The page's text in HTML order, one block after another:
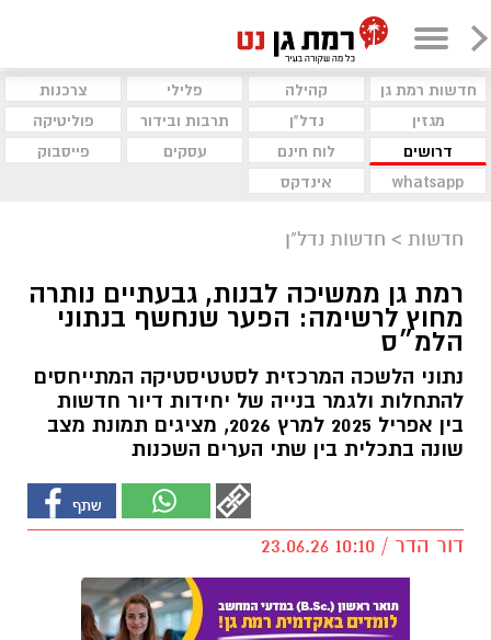
חדשות רמת גן קהילה פלילי
צרכנות
מגזין
נדל"ן תרבות ובידור
פוליטיקה
דרושים
לוח חינם עסקים
פייסבוק
whatsapp
אינדקס
חדשות > חדשות נדל"ן
רמת גן ממשיכה לבנות, גבעתיים נותרה
מחוץ לרשימה: הפער שנחשף בנתוני
הלמ״ס
נתוני הלשכה המרכזית לסטטיסטיקה המתייחסים
להתחלות ולגמר בנייה של יחידות דיור חדשות
בין אפריל 2025 למרץ 2026, מציגים תמונת מצב
שונה בתכלית בין שתי הערים השכנות
דור הדר / 10:10 23.06.26